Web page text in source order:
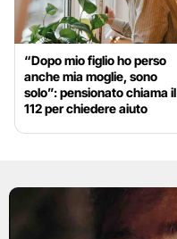
“Dopo mio figlio ho perso
anche mia moglie, sono
solo”: pensionato chiama il
112 per chiedere aiuto